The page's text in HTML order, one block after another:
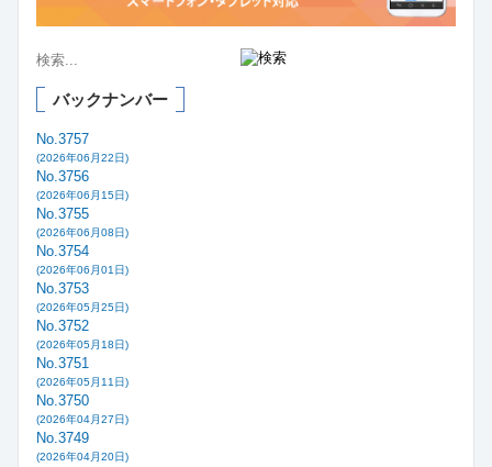
バックナンバー
No.3757
(2026年06月22日)
No.3756
(2026年06月15日)
No.3755
(2026年06月08日)
No.3754
(2026年06月01日)
No.3753
(2026年05月25日)
No.3752
(2026年05月18日)
No.3751
(2026年05月11日)
No.3750
(2026年04月27日)
No.3749
(2026年04月20日)